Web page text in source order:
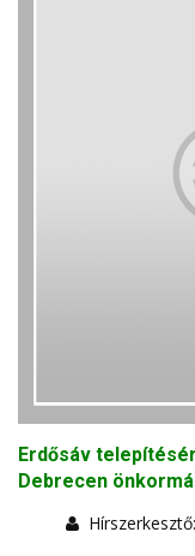
Erdősáv
Debrecen